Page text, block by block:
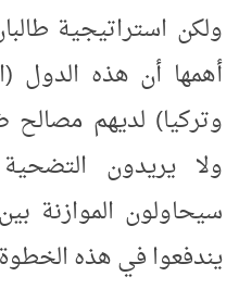
ولكن استراتيجية
أهمها أن هذه الدول
وتركيا) لديهم
ولا يريدون
سيحاولون الموازنة
يندفعوا في هذه